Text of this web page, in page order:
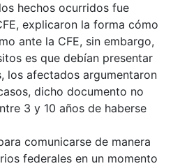
hechos ocurridos fue
explicaron la forma cómo
ante la CFE, sin embargo,
es que debían presentar
los afectados argumentaron
dicho documento no
3 y 10 años de haberse
comunicarse de manera
federales en un momento